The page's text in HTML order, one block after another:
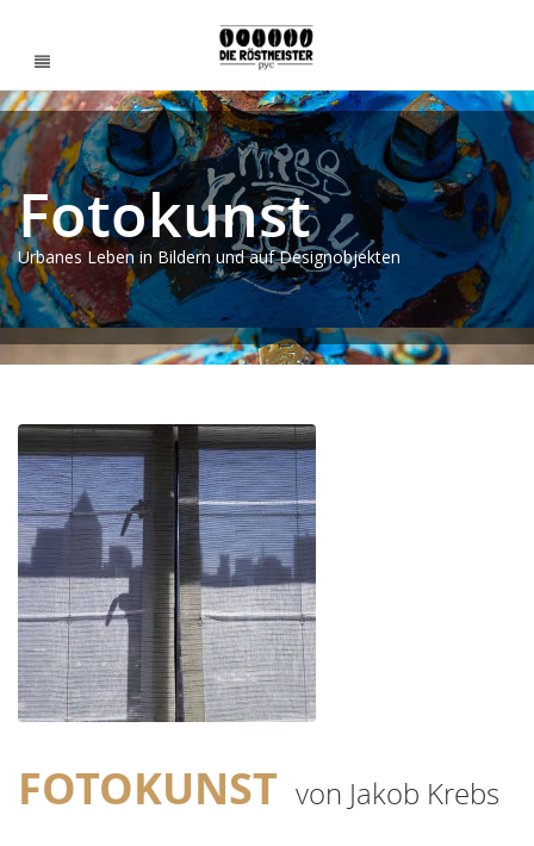
Fotokunst
Urbanes Leben in Bildern und auf Designobjekten
FOTOKUNST von Jakob Krebs